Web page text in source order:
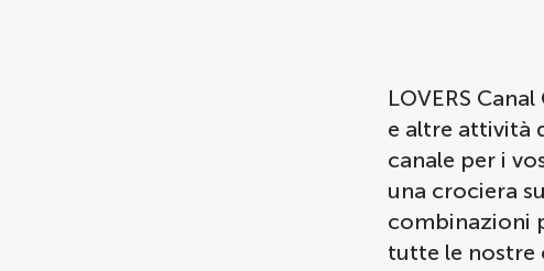
LOVERS
e altre attività
canale per i
una crociera
combinazioni
tutte le nostre